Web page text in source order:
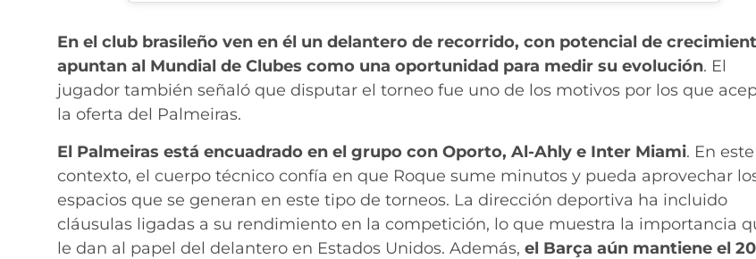
En el club brasileño ven en él un delantero de recorrido, con potencial de
apuntan al Mundial de Clubes como una oportunidad para medir su evolución. El
jugador también señaló que disputar el torneo fue uno de los motivos por los que
la oferta del Palmeiras.
El Palmeiras está encuadrado en el grupo con Oporto, Al-Ahly e Inter Miami. En este
contexto, el cuerpo técnico confía en que Roque sume minutos y pueda aprovechar
espacios que se generan en este tipo de torneos. La dirección deportiva ha incluido
cláusulas ligadas a su rendimiento en la competición, lo que muestra la importancia
le dan al papel del delantero en Estados Unidos. Además, el Barça aún mantiene el 20